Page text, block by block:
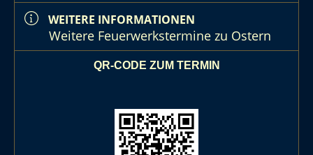
WEITERE INFORMATIONEN
Weitere Feuerwerkstermine zu Ostern
QR-CODE ZUM TERMIN